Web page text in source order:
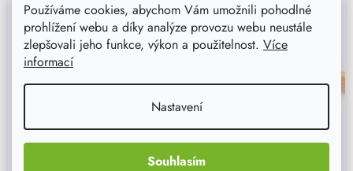
Používáme cookies, abychom Vám umožnili pohodlné
prohlížení webu a díky analýze provozu webu neustále
zlepšovali jeho funkce, výkon a použitelnost. Více
informací
Nastavení
Souhlasím